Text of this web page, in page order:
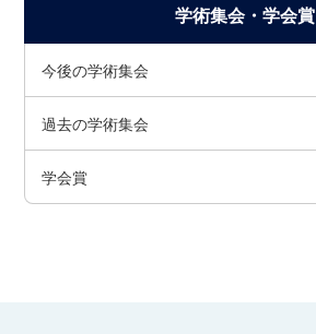
学術集会・学会賞
今後の学術集会
過去の学術集会
学会賞